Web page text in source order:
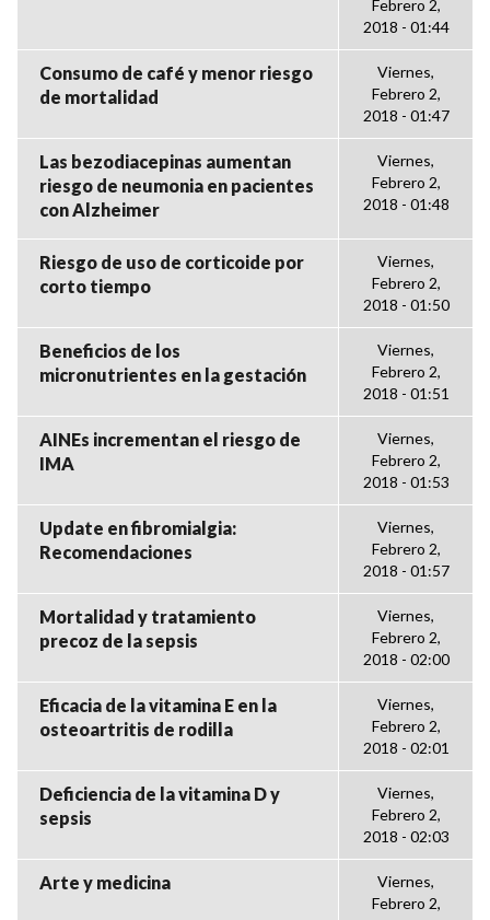
Febrero 2,
2018 - 01:44
Consumo de café y menor riesgo
de mortalidad
Viernes,
Febrero 2,
2018 - 01:47
Las bezodiacepinas aumentan
riesgo de neumonia en pacientes
con Alzheimer
Viernes,
Febrero 2,
2018 - 01:48
Riesgo de uso de corticoide por
corto tiempo
Viernes,
Febrero 2,
2018 - 01:50
Beneficios de los
micronutrientes en la gestación
Viernes,
Febrero 2,
2018 - 01:51
AINEs incrementan el riesgo de
IMA
Viernes,
Febrero 2,
2018 - 01:53
Update en fibromialgia:
Recomendaciones
Viernes,
Febrero 2,
2018 - 01:57
Mortalidad y tratamiento
precoz de la sepsis
Viernes,
Febrero 2,
2018 - 02:00
Eficacia de la vitamina E en la
osteoartritis de rodilla
Viernes,
Febrero 2,
2018 - 02:01
Deficiencia de la vitamina D y
sepsis
Viernes,
Febrero 2,
2018 - 02:03
Arte y medicina
Viernes,
Febrero 2,